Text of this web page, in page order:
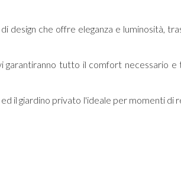
design che offre eleganza e luminosità,
tutto il comfort necessario e
il giardino privato l'ideale per momenti di